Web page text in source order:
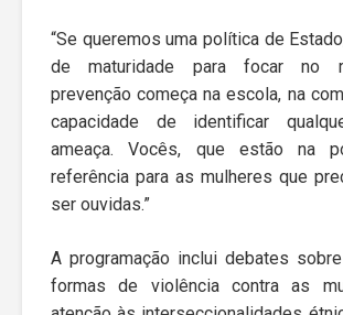
“Se queremos uma política de
de maturidade para focar no
prevenção começa na escola, na
capacidade de identificar
ameaça. Vocês, que estão na
referência para as mulheres que
ser ouvidas.”
A programação inclui debates
formas de violência contra as